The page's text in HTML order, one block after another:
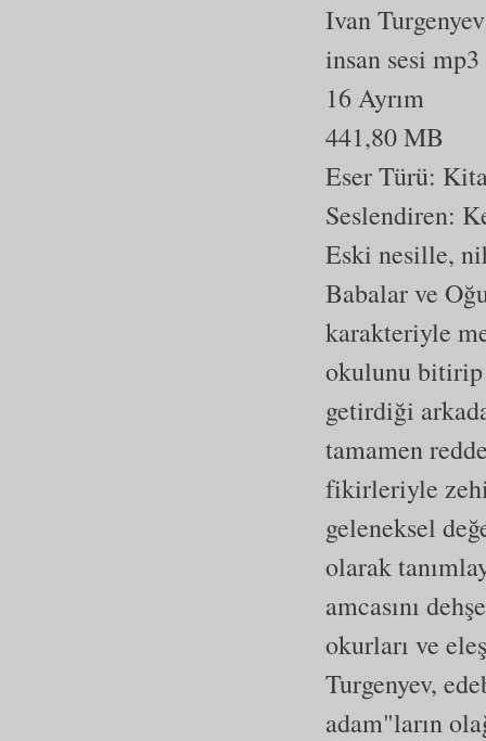
Ivan Turgenyev
insan sesi mp3
16 Ayrım
441,80 MB
Eser Türü:
Seslendiren:
Eski nesille,
Babalar ve
karakteriyle
okulunu bitirip
getirdiği
tamamen
fikirleriyle
geleneksel
olarak
amcasını
okurları ve
Turgenyev,
adam"ların